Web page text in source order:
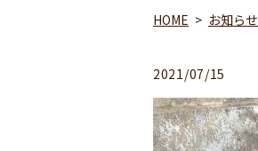
HOME お知らせ
2021/07/15